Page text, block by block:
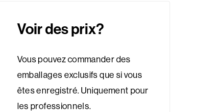
Voir des prix?
Vous pouvez commander des
emballages exclusifs que si vous
êtes enregistré. Uniquement pour
les professionnels.